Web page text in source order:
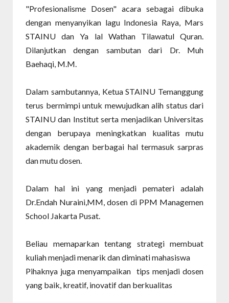
"Profesionalisme Dosen" acara sebagai dibuka
dengan menyanyikan lagu Indonesia Raya, Mars
STAINU dan Ya lal Wathan Tilawatul Quran.
Dilanjutkan dengan sambutan dari Dr. Muh
Baehaqi, M.M.
Dalam sambutannya, Ketua STAINU Temanggung
terus bermimpi untuk mewujudkan alih status dari
STAINU dan Institut serta menjadikan Universitas
dengan berupaya meningkatkan kualitas mutu
akademik dengan berbagai hal termasuk sarpras
dan mutu dosen.
Dalam hal ini yang menjadi pemateri adalah
Dr.Endah Nuraini,MM, dosen di PPM Managemen
School Jakarta Pusat.
Beliau memaparkan tentang strategi membuat
kuliah menjadi menarik dan diminati mahasiswa
Pihaknya juga menyampaikan tips menjadi dosen
yang baik, kreatif, inovatif dan berkualitas